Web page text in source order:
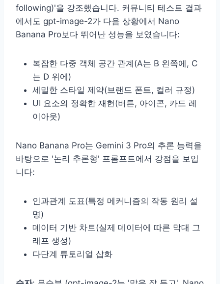
following)'을 강조했습니다. 커뮤니티 테스트 결과
에서도 gpt-image-2가 다음 상황에서 Nano
Banana Pro보다 뛰어난 성능을 보였습니다:
복잡한 다중 객체 공간 관계(A는 B 왼쪽에, C
는 D 위에)
세밀한 스타일 제약(브랜드 폰트, 컬러 규정)
UI 요소의 정확한 재현(버튼, 아이콘, 카드 레
이아웃)
Nano Banana Pro는 Gemini 3 Pro의 추론 능력을
바탕으로 '논리 추론형' 프롬프트에서 강점을 보입
니다:
인과관계 도표(특정 메커니즘의 작동 원리 설
명)
데이터 기반 차트(실제 데이터에 따른 막대 그
래프 생성)
다단계 튜토리얼 삽화